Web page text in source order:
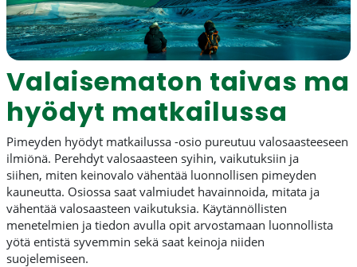
Valaisematon taivas
hyödyt matkailussa
Pimeyden hyödyt matkailussa -osio pureutuu valosaasteeseen
ilmiönä. Perehdyt valosaasteen syihin, vaikutuksiin ja
siihen, miten keinovalo vähentää luonnollisen pimeyden
kauneutta. Osiossa saat valmiudet havainnoida, mitata ja
vähentää valosaasteen vaikutuksia. Käytännöllisten
menetelmien ja tiedon avulla opit arvostamaan luonnollista
yötä entistä syvemmin sekä saat keinoja niiden
suojelemiseen.